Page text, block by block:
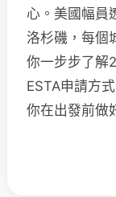
心。美國幅員
洛杉磯，每個
你一步步了解
ESTA申請方
你在出發前做